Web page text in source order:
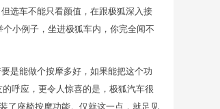
选车不能只看颜值，在跟极狐深入接
小例子，坐进极狐车内，你完全闻不
是能做个按摩多好，如果能把这个功
呼应，更令人惊喜的是，极狐汽车很
了座椅按摩功能。仅就这一点，就足见